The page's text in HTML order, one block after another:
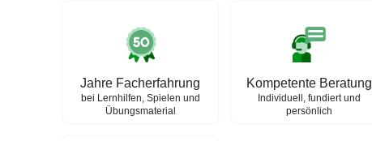
Jahre Facherfahrung
bei Lernhilfen, Spielen und
Übungsmaterial
Kompetente Beratung
Individuell, fundiert und
persönlich